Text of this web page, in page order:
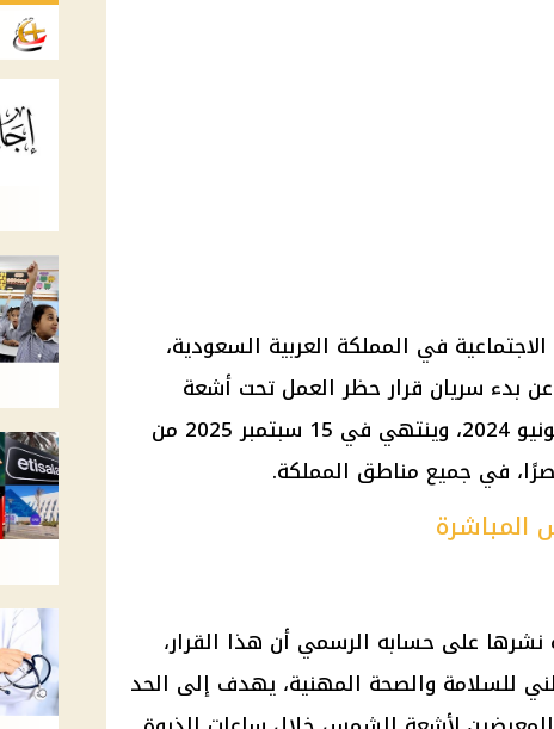
الاجتماعية في المملكة العربية السعودية،
بدء سريان قرار حظر العمل تحت أشعة
الشمس المباشرة، اعتبارًا من 15 يونيو 2024، وينتهي في 15 سبتمبر 2025 من
على حسابه الرسمي أن هذا القرار،
للسلامة والصحة المهنية، يهدف إلى الحد